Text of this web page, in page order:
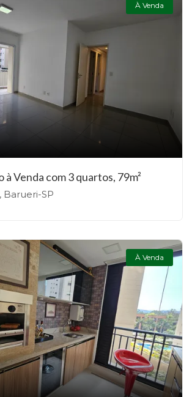
À Venda
Venda com 3 quartos, 79m²
Barueri-SP
À Venda